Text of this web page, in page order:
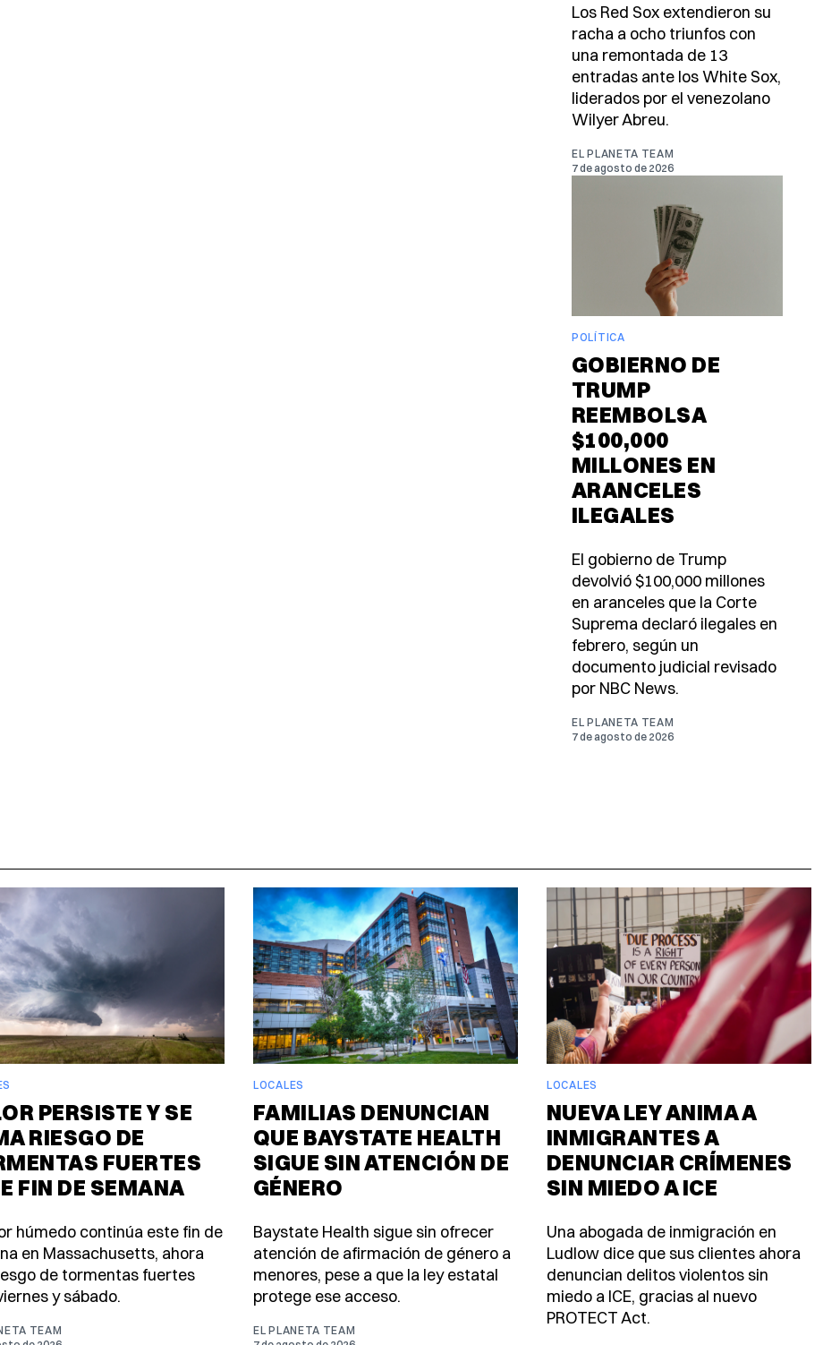
Los Red Sox extendieron su
racha a ocho triunfos con
una remontada de 13
entradas ante los White Sox,
liderados por el venezolano
Wilyer Abreu.
EL PLANETA TEAM
7 de agosto de 2026
POLÍTICA
GOBIERNO DE
TRUMP
REEMBOLSA
$100,000
MILLONES EN
ARANCELES
ILEGALES
El gobierno de Trump
devolvió $100,000 millones
en aranceles que la Corte
Suprema declaró ilegales en
febrero, según un
documento judicial revisado
por NBC News.
EL PLANETA TEAM
7 de agosto de 2026
PERSISTE Y SE
RIESGO DE
FUERTES
FIN DE SEMANA
húmedo continúa este fin de
en Massachusetts, ahora
de tormentas fuertes
y sábado.
TEAM
LOCALES
FAMILIAS DENUNCIAN
QUE BAYSTATE HEALTH
SIGUE SIN ATENCIÓN DE
GÉNERO
Baystate Health sigue sin ofrecer
atención de afirmación de género a
menores, pese a que la ley estatal
protege ese acceso.
EL PLANETA TEAM
LOCALES
NUEVA LEY ANIMA A
INMIGRANTES A
DENUNCIAR CRÍMENES
SIN MIEDO A ICE
Una abogada de inmigración en
Ludlow dice que sus clientes ahora
denuncian delitos violentos sin
miedo a ICE, gracias al nuevo
PROTECT Act.